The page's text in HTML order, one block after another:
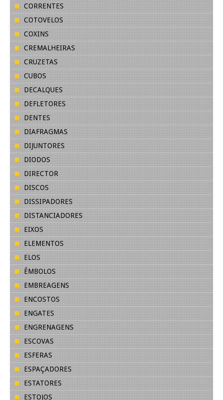
CORRENTES
COTOVELOS
COXINS
CREMALHEIRAS
CRUZETAS
CUBOS
DECALQUES
DEFLETORES
DENTES
DIAFRAGMAS
DIJUNTORES
DIODOS
DIRECTOR
DISCOS
DISSIPADORES
DISTANCIADORES
EIXOS
ELEMENTOS
ELOS
ÊMBOLOS
EMBREAGENS
ENCOSTOS
ENGATES
ENGRENAGENS
ESCOVAS
ESFERAS
ESPAÇADORES
ESTATORES
ESTOJOS